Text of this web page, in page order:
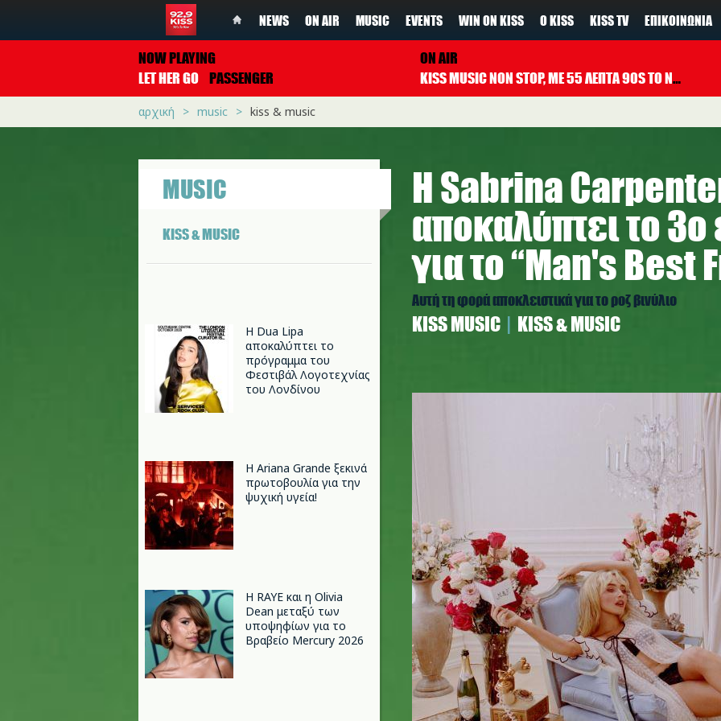
NEWS ON AIR MUSIC EVENTS WIN ON KISS Ο KISS KISS TV ΕΠΙΚΟΙΝΩΝΊΑ
NOW PLAYING
LET HER GO PASSENGER
ON AIR
KISS MUSIC NON STOP, ΜΕ 55 ΛΕΠΤΑ 90S TO NOW ΚΑΘΕ ΩΡΑ
αρχική music kiss & music
MUSIC
KISS & MUSIC
Η Dua Lipa
αποκαλύπτει το
πρόγραμμα του
Φεστιβάλ Λογοτεχνίας
του Λονδίνου
Η Ariana Grande ξεκινά
πρωτοβουλία για την
ψυχική υγεία!
Η RAYE και η Olivia
Dean μεταξύ των
υποψηφίων για το
Βραβείο Mercury 2026
Η Sabrina
αποκαλύπτει το
για το “Man's Best
Αυτή τη φορά αποκλειστικά για το ροζ βινύλιο
ΚISS MUSIC KISS & MUSIC
sabrina_carpenter_mbf_pink.jpg